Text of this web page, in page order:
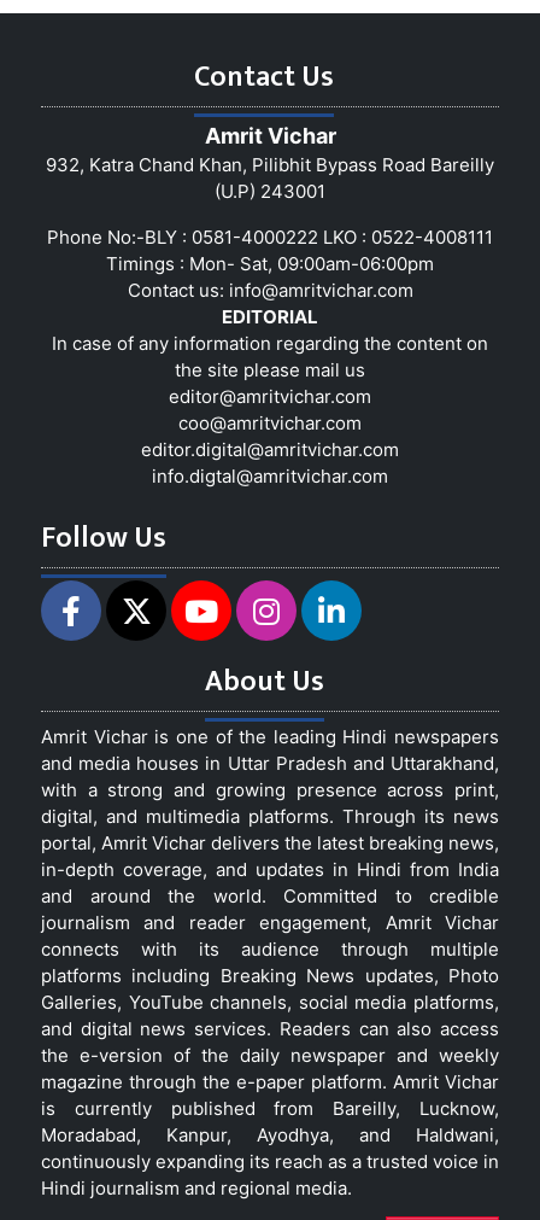
Contact Us
Amrit Vichar
932, Katra Chand Khan, Pilibhit Bypass Road Bareilly
(U.P) 243001
Phone No:-BLY : 0581-4000222 LKO : 0522-4008111
Timings : Mon- Sat, 09:00am-06:00pm
Contact us: info@amritvichar.com
EDITORIAL
In case of any information regarding the content on
the site please mail us
editor@amritvichar.com
coo@amritvichar.com
editor.digital@amritvichar.com
info.digtal@amritvichar.com
Follow Us
About Us
Amrit Vichar is one of the leading Hindi newspapers
and media houses in Uttar Pradesh and Uttarakhand,
with a strong and growing presence across print,
digital, and multimedia platforms. Through its news
portal, Amrit Vichar delivers the latest breaking news,
in-depth coverage, and updates in Hindi from India
and around the world. Committed to credible
journalism and reader engagement, Amrit Vichar
connects with its audience through multiple
platforms including Breaking News updates, Photo
Galleries, YouTube channels, social media platforms,
and digital news services. Readers can also access
the e-version of the daily newspaper and weekly
magazine through the e-paper platform. Amrit Vichar
is currently published from Bareilly, Lucknow,
Moradabad, Kanpur, Ayodhya, and Haldwani,
continuously expanding its reach as a trusted voice in
Hindi journalism and regional media.